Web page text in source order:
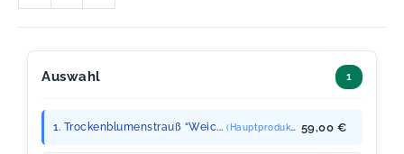
Auswahl 1
1. Trockenblumenstrauß “Weic... (Hauptprodukt) 59,00 €